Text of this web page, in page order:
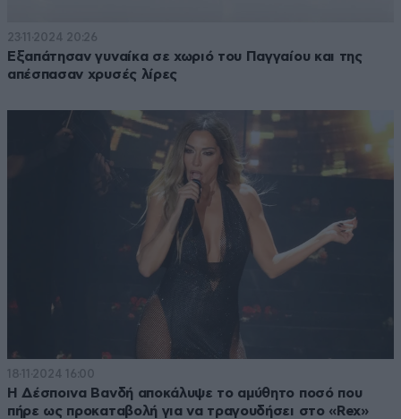
23·11·2024 20:26
Εξαπάτησαν γυναίκα σε χωριό του Παγγαίου και της
απέσπασαν χρυσές λίρες
18·11·2024 16:00
Η Δέσποινα Βανδή αποκάλυψε το αμύθητο ποσό που
πήρε ως προκαταβολή για να τραγουδήσει στο «Rex»